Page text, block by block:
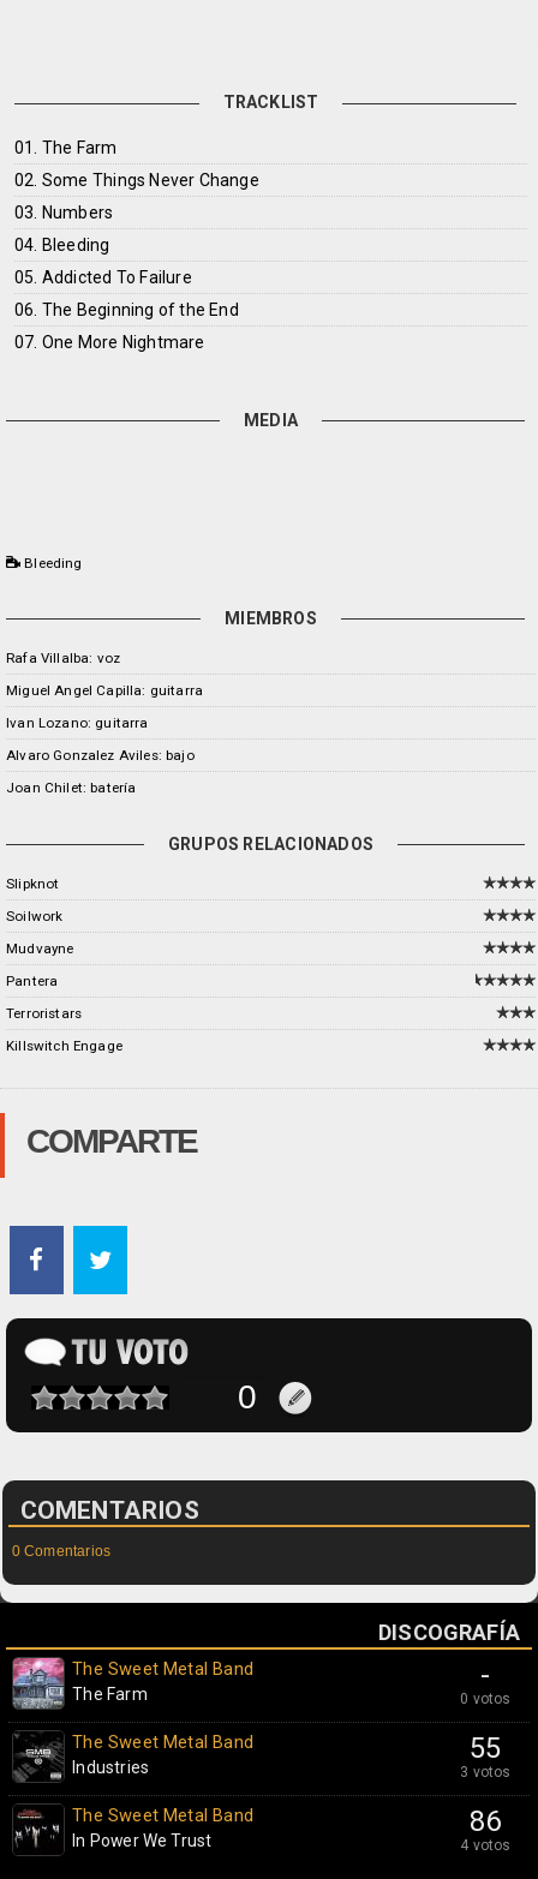
TRACKLIST
01. The Farm
02. Some Things Never Change
03. Numbers
04. Bleeding
05. Addicted To Failure
06. The Beginning of the End
07. One More Nightmare
MEDIA
Bleeding
MIEMBROS
Rafa Villalba: voz
Miguel Angel Capilla: guitarra
Ivan Lozano: guitarra
Alvaro Gonzalez Aviles: bajo
Joan Chilet: batería
GRUPOS RELACIONADOS
Slipknot
Soilwork
Mudvayne
Pantera
Terroristars
Killswitch Engage
COMPARTE
COMENTARIOS
0 Comentarios
DISCOGRAFÍA
-
0 votos
The Sweet Metal Band
The Farm
55
3 votos
The Sweet Metal Band
Industries
86
4 votos
The Sweet Metal Band
In Power We Trust